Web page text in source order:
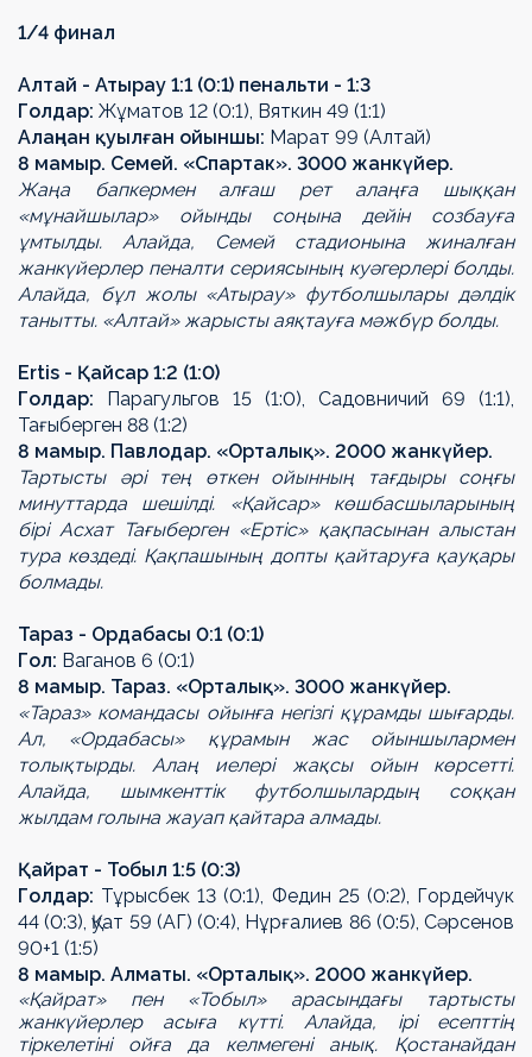
1/4 финал
Алтай - Атырау 1:1 (0:1) пенальти - 1:3
Голдар: Жұматов 12 (0:1), Вяткин 49 (1:1)
Алаңнан қуылған ойыншы: Марат 99 (Алтай)
8 мамыр. Семей. «Спартак». 3000 жанкүйер.
Жаңа бапкермен алғаш рет алаңға шыққан
«мұнайшылар» ойынды соңына дейін созбауға
ұмтылды. Алайда, Семей стадионына жиналған
жанкүйерлер пеналти сериясының куәгерлері болды.
Алайда, бұл жолы «Атырау» футболшылары дәлдік
танытты. «Алтай» жарысты аяқтауға мәжбүр болды.
Ertis - Қайсар 1:2 (1:0)
Голдар: Парагульгов 15 (1:0), Садовничий 69 (1:1),
Тағыберген 88 (1:2)
8 мамыр. Павлодар. «Орталық». 2000 жанкүйер.
Тартысты әрі тең өткен ойынның тағдыры соңғы
минуттарда шешілді. «Қайсар» көшбасшыларының
бірі Асхат Тағыберген «Ертіс» қақпасынан алыстан
тура көздеді. Қақпашының допты қайтаруға қауқары
болмады.
Тараз - Ордабасы 0:1 (0:1)
Гол: Ваганов 6 (0:1)
8 мамыр. Тараз. «Орталық». 3000 жанкүйер.
«Тараз» командасы ойынға негізгі құрамды шығарды.
Ал, «Ордабасы» құрамын жас ойыншылармен
толықтырды. Алаң иелері жақсы ойын көрсетті.
Алайда, шымкенттік футболшылардың соққан
жылдам голына жауап қайтара алмады.
Қайрат - Тобыл 1:5 (0:3)
Голдар: Тұрысбек 13 (0:1), Федин 25 (0:2), Гордейчук
44 (0:3), Қуат 59 (АГ) (0:4), Нұрғалиев 86 (0:5), Сәрсенов
90+1 (1:5)
8 мамыр. Алматы. «Орталық». 2000 жанкүйер.
«Қайрат» пен «Тобыл» арасындағы тартысты
жанкүйерлер асыға күтті. Алайда, ірі есепттің
тіркелетіні ойға да келмегені анық. Қостанайдан